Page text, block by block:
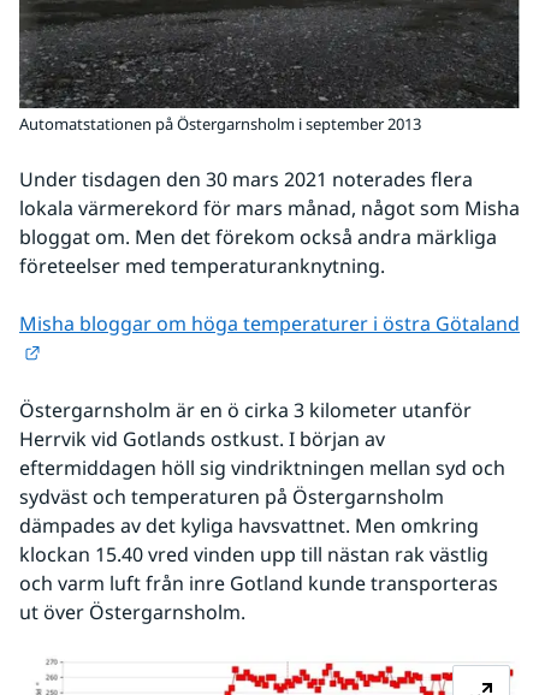
Automatstationen på Östergarnsholm i september 2013
Under tisdagen den 30 mars 2021 noterades flera
lokala värmerekord för mars månad, något som Misha
bloggat om. Men det förekom också andra märkliga
företeelser med temperaturanknytning.
Misha bloggar om höga temperaturer i östra Götaland
Östergarnsholm är en ö cirka 3 kilometer utanför
Herrvik vid Gotlands ostkust. I början av
eftermiddagen höll sig vindriktningen mellan syd och
sydväst och temperaturen på Östergarnsholm
dämpades av det kyliga havsvattnet. Men omkring
klockan 15.40 vred vinden upp till nästan rak västlig
och varm luft från inre Gotland kunde transporteras
ut över Östergarnsholm.